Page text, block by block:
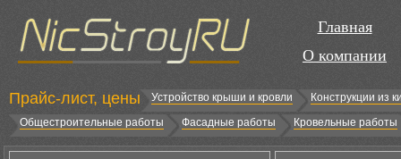
Главная
О компании
Прайс-лист, цены Устройство крыши и кровли
Конструкции из
Общестроительные работы
Фасадные работы Кровельные работы